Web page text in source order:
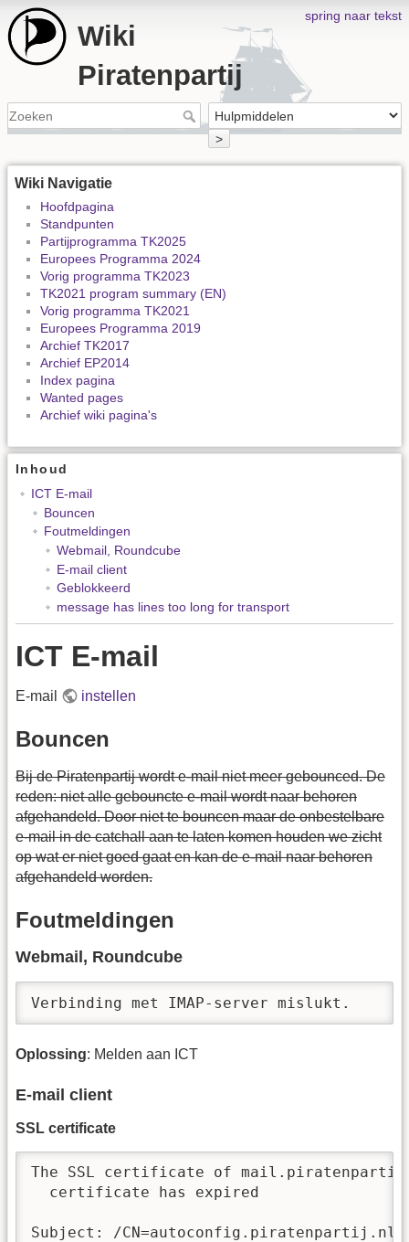
spring naar tekst
Wiki
Piratenpartij
>
Wiki Navigatie
Hoofdpagina
Standpunten
Partijprogramma TK2025
Europees Programma 2024
Vorig programma TK2023
TK2021 program summary (EN)
Vorig programma TK2021
Europees Programma 2019
Archief TK2017
Archief EP2014
Index pagina
Wanted pages
Archief wiki pagina's
Inhoud
ICT E-mail
Bouncen
Foutmeldingen
Webmail, Roundcube
E-mail client
Geblokkeerd
message has lines too long for transport
ICT E-mail
E-mail instellen
Bouncen
Bij de Piratenpartij wordt e-mail niet meer gebounced. De
reden: niet alle gebouncte e-mail wordt naar behoren
afgehandeld. Door niet te bouncen maar de onbestelbare
e-mail in de catchall aan te laten komen houden we zicht
op wat er niet goed gaat en kan de e-mail naar behoren
afgehandeld worden.
Foutmeldingen
Webmail, Roundcube
Verbinding met IMAP-server mislukt.
Oplossing: Melden aan ICT
E-mail client
SSL certificate
The SSL certificate of
  certificate has expired
Subject: /CN=autoconfig.piratenpartij.nl